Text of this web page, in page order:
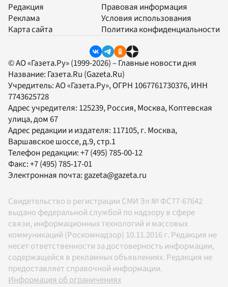
Редакция
Реклама
Карта сайта
Правовая информация
Условия использования
Политика конфиденциальности
© АО «Газета.Ру» (1999-2026) – Главные новости дня
Название: Газета.Ru (Gazeta.Ru)
Учредитель:АО «Газета.Ру», ОГРН 1067761730376, ИНН
7743625728
Адрес учредителя: 125239, Россия, Москва, Коптевская
улица, дом 67
Адрес редакции и издателя: 117105, г. Москва,
Варшавское шоссе, д.9, стр.1
Телефон редакции:+7 (495) 785-00-12
Факс:+7 (495) 785-17-01
Электронная почта:gazeta@gazeta.ru
Свидетельство о регистрации СМИ Эл № ФС77-67642
выдано федеральной службой по надзору в сфере
связи, информационных технологий и массовых
коммуникаций (Роскомнадзор) 10.11.2016 г. Редакция не
несет ответственности за достоверность информации,
содержащейся в рекламных объявлениях. Редакция не
предоставляет справочной информации.
Информация об ограничениях